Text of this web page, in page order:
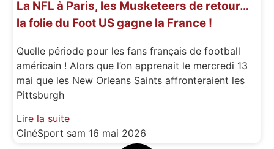
La NFL à Paris, les Musketeers de retour…
la folie du Foot US gagne la France !
Quelle période pour les fans français de football
américain ! Alors que l’on apprenait le mercredi 13
mai que les New Orleans Saints affronteraient les
Pittsburgh
Lire la suite
CinéSport sam 16 mai 2026